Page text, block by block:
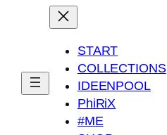
START
COLLECTIONS
IDEENPOOL
PhiRiX
#ME